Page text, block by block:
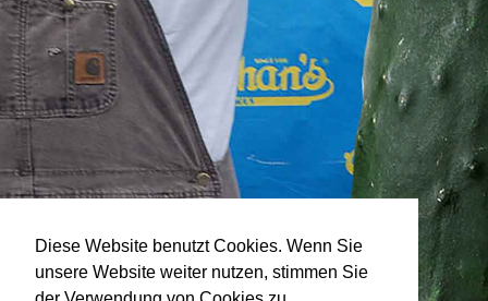
Diese Website benutzt Cookies. Wenn Sie
unsere Website weiter nutzen, stimmen Sie